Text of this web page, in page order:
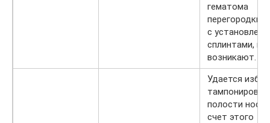
гематома
перегородки
с
сплинтами, не
возникают.
Удается
полости носа.
счет этого